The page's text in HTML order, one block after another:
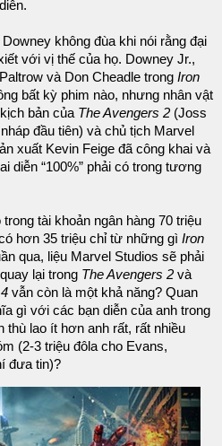
không đùa khi nói rằng đại
với vị thế của họ. Downey Jr.,
và Don Cheadle trong Iron
bất kỳ phim nào, nhưng nhân vật
bản của The Avengers 2 (Joss
đầu tiên) và chủ tịch Marvel
xuất Kevin Feige đã công khai và
diễn “100%” phải có trong tương
tài khoản ngân hàng 70 triệu
hơn 35 triệu chỉ từ những gì Iron
qua, liệu Marvel Studios sẽ phải
lại trong The Avengers 2 và
vẫn còn là một khả năng? Quan
gì với các bạn diễn của anh trong
thù lao ít hơn anh rất, rất nhiều
(2-3 triệu đôla cho Evans,
đưa tin)?